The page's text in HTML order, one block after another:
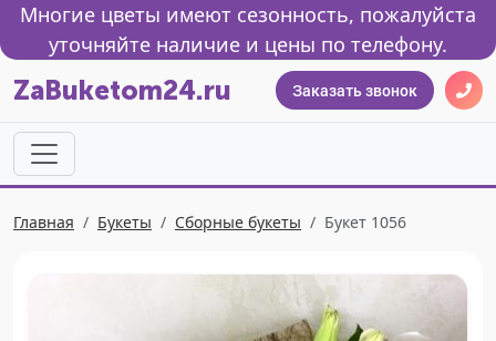
Многие цветы имеют сезонность, пожалуйста
уточняйте наличие и цены по телефону.
ZaBuketom24.ru Заказать звонок
Главная Букеты Сборные букеты Букет 1056